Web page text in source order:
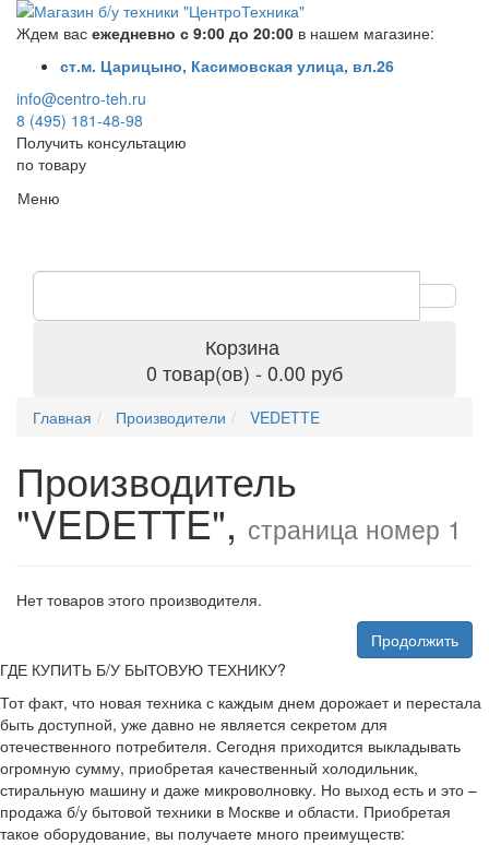
Ждем вас ежедневно с 9:00 до 20:00 в нашем магазине:
ст.м. Царицыно, Касимовская улица, вл.26
info@centro-teh.ru
8 (495) 181-48-98
Получить консультацию
по товару
Меню
Корзина
0 товар(ов) - 0.00 руб
Главная Производители VEDETTE
Производитель
"VEDETTE", страница номер 1
Нет товаров этого производителя.
Продолжить
ГДЕ КУПИТЬ Б/У БЫТОВУЮ ТЕХНИКУ?
Тот факт, что новая техника с каждым днем дорожает и перестала
быть доступной, уже давно не является секретом для
отечественного потребителя. Сегодня приходится выкладывать
огромную сумму, приобретая качественный холодильник,
стиральную машину и даже микроволновку. Но выход есть и это –
продажа б/у бытовой техники в Москве и области. Приобретая
такое оборудование, вы получаете много преимуществ: